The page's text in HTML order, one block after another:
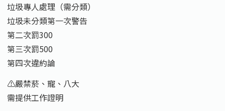
垃圾專人處理（需分類）
垃圾未分類第一次警告
第二次罰300
第三次罰500
第四次違約論
⚠️嚴禁菸、寵、八大
需提供工作證明